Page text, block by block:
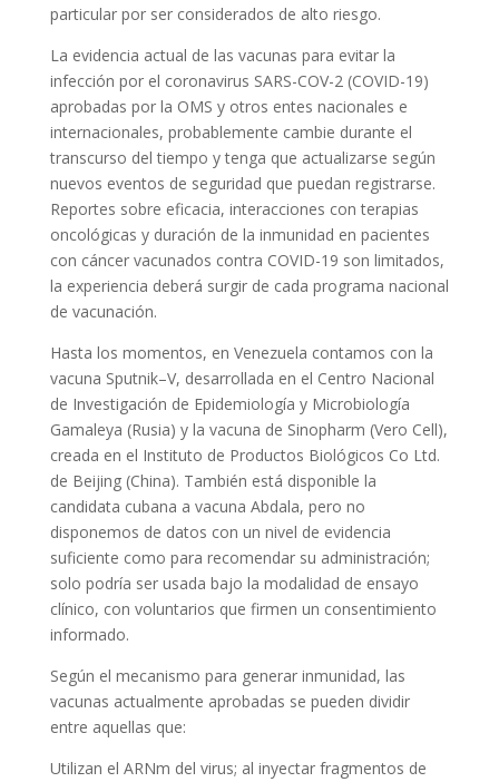
particular por ser considerados de alto riesgo.
La evidencia actual de las vacunas para evitar la
infección por el coronavirus SARS-COV-2 (COVID-19)
aprobadas por la OMS y otros entes nacionales e
internacionales, probablemente cambie durante el
transcurso del tiempo y tenga que actualizarse según
nuevos eventos de seguridad que puedan registrarse.
Reportes sobre eficacia, interacciones con terapias
oncológicas y duración de la inmunidad en pacientes
con cáncer vacunados contra COVID-19 son limitados,
la experiencia deberá surgir de cada programa nacional
de vacunación.
Hasta los momentos, en Venezuela contamos con la
vacuna Sputnik–V, desarrollada en el Centro Nacional
de Investigación de Epidemiología y Microbiología
Gamaleya (Rusia) y la vacuna de Sinopharm (Vero Cell),
creada en el Instituto de Productos Biológicos Co Ltd.
de Beijing (China). También está disponible la
candidata cubana a vacuna Abdala, pero no
disponemos de datos con un nivel de evidencia
suficiente como para recomendar su administración;
solo podría ser usada bajo la modalidad de ensayo
clínico, con voluntarios que firmen un consentimiento
informado.
Según el mecanismo para generar inmunidad, las
vacunas actualmente aprobadas se pueden dividir
entre aquellas que:
Utilizan el ARNm del virus; al inyectar fragmentos de